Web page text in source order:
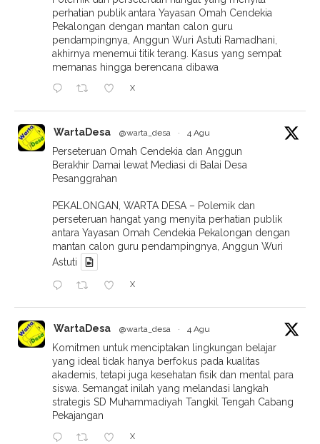
perhatian publik antara Yayasan Omah Cendekia
Pekalongan dengan mantan calon guru
pendampingnya, Anggun Wuri Astuti Ramadhani,
akhirnya menemui titik terang. Kasus yang sempat
memanas hingga berencana dibawa
X
WartaDesa @warta_desa · 4 Agu
Perseteruan Omah Cendekia dan Anggun
Berakhir Damai lewat Mediasi di Balai Desa
Pesanggrahan
PEKALONGAN, WARTA DESA – Polemik dan
perseteruan hangat yang menyita perhatian publik
antara Yayasan Omah Cendekia Pekalongan dengan
mantan calon guru pendampingnya, Anggun Wuri
Astuti
X
WartaDesa @warta_desa · 4 Agu
Komitmen untuk menciptakan lingkungan belajar
yang ideal tidak hanya berfokus pada kualitas
akademis, tetapi juga kesehatan fisik dan mental para
siswa. Semangat inilah yang melandasi langkah
strategis SD Muhammadiyah Tangkil Tengah Cabang
Pekajangan
X